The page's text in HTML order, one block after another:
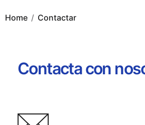
Home Contactar
Contacta con